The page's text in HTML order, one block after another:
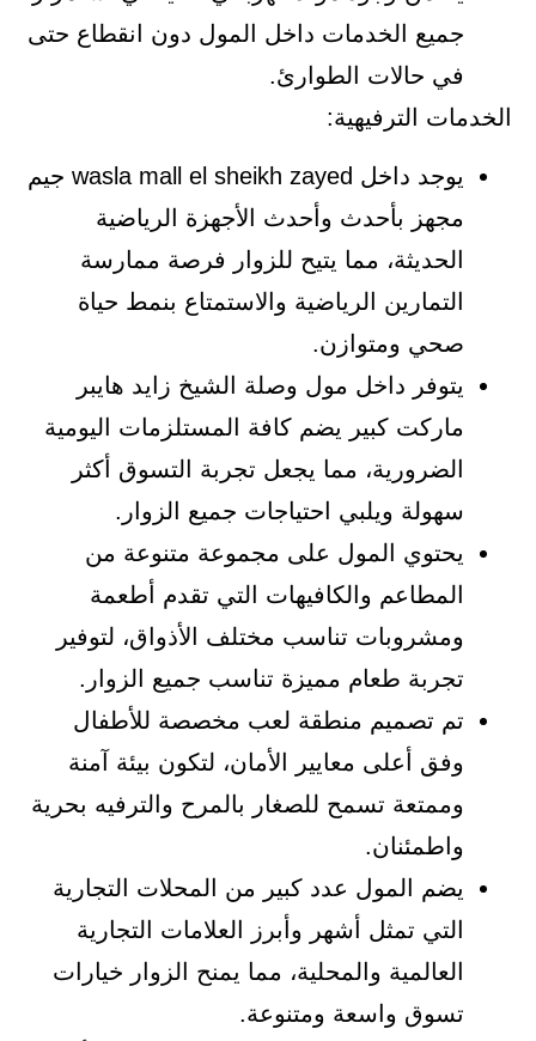
جميع الخدمات داخل المول دون انقطاع حتى
في حالات الطوارئ.
الخدمات الترفيهية:
يوجد داخل wasla mall el sheikh zayed جيم
مجهز بأحدث وأحدث الأجهزة الرياضية
الحديثة، مما يتيح للزوار فرصة ممارسة
التمارين الرياضية والاستمتاع بنمط حياة
صحي ومتوازن.
يتوفر داخل مول وصلة الشيخ زايد هايبر
ماركت كبير يضم كافة المستلزمات اليومية
الضرورية، مما يجعل تجربة التسوق أكثر
سهولة ويلبي احتياجات جميع الزوار.
يحتوي المول على مجموعة متنوعة من
المطاعم والكافيهات التي تقدم أطعمة
ومشروبات تناسب مختلف الأذواق، لتوفير
تجربة طعام مميزة تناسب جميع الزوار.
تم تصميم منطقة لعب مخصصة للأطفال
وفق أعلى معايير الأمان، لتكون بيئة آمنة
وممتعة تسمح للصغار بالمرح والترفيه بحرية
واطمئنان.
يضم المول عدد كبير من المحلات التجارية
التي تمثل أشهر وأبرز العلامات التجارية
العالمية والمحلية، مما يمنح الزوار خيارات
تسوق واسعة ومتنوعة.